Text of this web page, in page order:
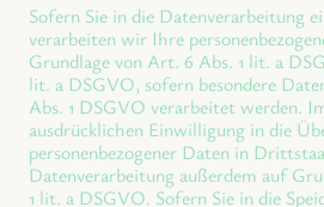
Sofern Sie in die Datenverarbeitung
verarbeiten wir Ihre
Grundlage von Art. 6 Abs. 1 lit. a
lit. a DSGVO, sofern besondere
Abs. 1 DSGVO verarbeitet werden.
ausdrücklichen Einwilligung in die
personenbezogener Daten in
Datenverarbeitung außerdem auf
1 lit. a DSGVO. Sofern Sie in die